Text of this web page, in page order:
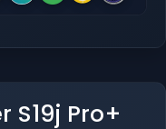
Pro+